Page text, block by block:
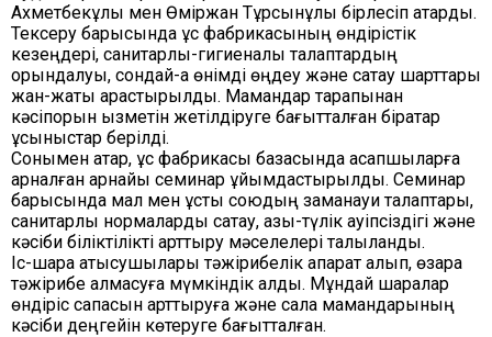
Ахметбекұлы мен Өміржан Тұрсынұлы бірлесіп атқарды.
Тексеру барысында құс фабрикасының өндірістік
кезеңдері, санитарлық-гигиеналық талаптардың
орындалуы, сондай-ақ өнімді өңдеу және сақтау шарттары
жан-жақты қарастырылды. Мамандар тарапынан
кәсіпорын қызметін жетілдіруге бағытталған бірқатар
ұсыныстар берілді.
Сонымен қатар, құс фабрикасы базасында қасапшыларға
арналған арнайы семинар ұйымдастырылды. Семинар
барысында мал мен құсты союдың заманауи талаптары,
санитарлық нормаларды сақтау, азық-түлік қауіпсіздігі және
кәсіби біліктілікті арттыру мәселелері талқыланды.
Іс-шара қатысушылары тәжірибелік ақпарат алып, өзара
тәжірибе алмасуға мүмкіндік алды. Мұндай шаралар
өндіріс сапасын арттыруға және сала мамандарының
кәсіби деңгейін көтеруге бағытталған.